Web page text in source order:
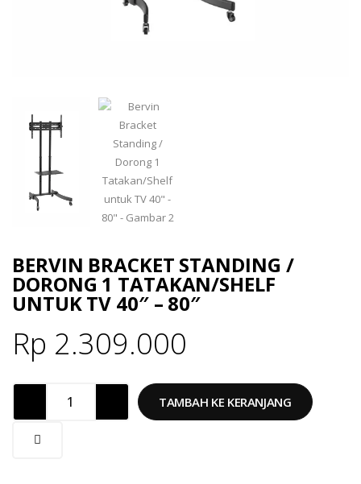
BERVIN BRACKET STANDING /
DORONG 1 TATAKAN/SHELF
UNTUK TV 40″ – 80″
Rp 2.309.000
TAMBAH KE KERANJANG